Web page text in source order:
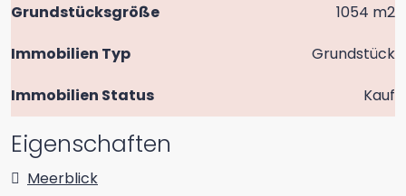
Grundstücksgröße
1054 m2
Immobilien Typ
Grundstück
Immobilien Status
Kauf
Eigenschaften
Meerblick